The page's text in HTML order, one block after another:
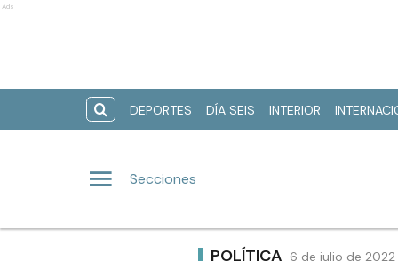
Ads
DEPORTES DÍA SEIS INTERIOR
Secciones
POLÍTICA 6 de julio de